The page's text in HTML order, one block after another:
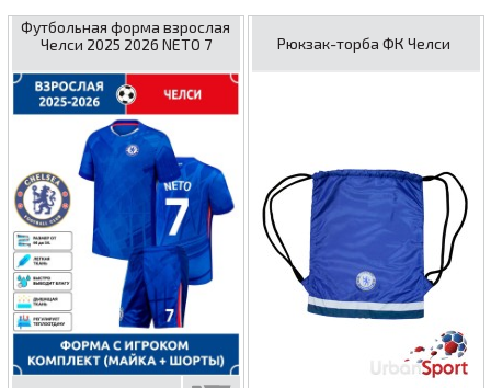
Футбольная форма взрослая
Челси 2025 2026 NETO 7
Рюкзак-торба ФК Челси